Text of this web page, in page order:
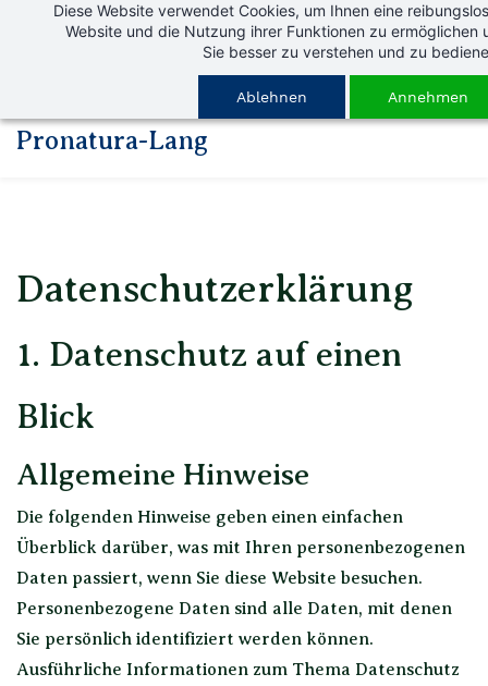
Diese Website verwendet Cookies, um Ihnen eine
Website und die Nutzung ihrer Funktionen zu ermöglichen
Sie besser zu verstehen und zu
Ablehnen Annehmen
Pronatura-Lang
Datenschutz­erklärung
1. Datenschutz auf einen
Blick
Allgemeine Hinweise
Die folgenden Hinweise geben einen einfachen
Überblick darüber, was mit Ihren personenbezogenen
Daten passiert, wenn Sie diese Website besuchen.
Personenbezogene Daten sind alle Daten, mit denen
Sie persönlich identifiziert werden können.
Ausführliche Informationen zum Thema Datenschutz